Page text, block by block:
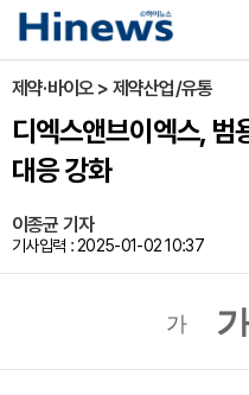
제약·바이오 > 제약산업/유통
디엑스앤브이엑스, 범
대응 강화
이종균 기자
기사입력 : 2025-01-02 10:37
가